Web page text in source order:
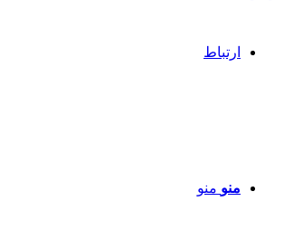
ارتباط
منو منو